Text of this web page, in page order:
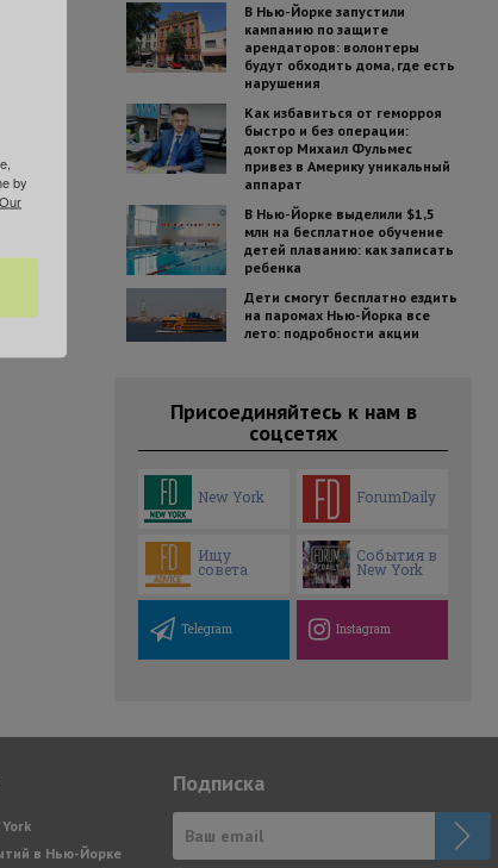
В Нью-Йорке запустили
кампанию по защите
арендаторов: волонтеры
будут обходить дома, где есть
нарушения
Как избавиться от геморроя
быстро и без операции:
доктор Михаил Фульмес
привез в Америку уникальный
аппарат
В Нью-Йорке выделили $1,5
млн на бесплатное обучение
детей плаванию: как записать
ребенка
Дети смогут бесплатно ездить
на паромах Нью-Йорка все
лето: подробности акции
Присоединяйтесь к нам в
соцсетях
New York ForumDaily
Ищу
совета
События в
New York
Telegram Instagram
в Нью-Йорке
Подписка
by
Our